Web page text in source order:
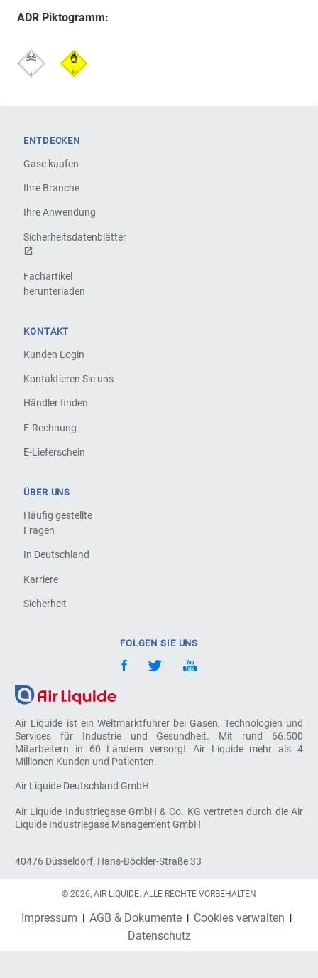
ADR Piktogramm:
Air Liquide ist ein Weltmarktführer bei Gasen, Technologien und
Services für Industrie und Gesundheit. Mit rund 66.500
Mitarbeitern in 60 Ländern versorgt Air Liquide mehr als 4
Millionen Kunden und Patienten.
Air Liquide Deutschland GmbH
Air Liquide Industriegase GmbH & Co. KG vertreten durch die Air
Liquide Industriegase Management GmbH
40476 Düsseldorf, Hans-Böckler-Straße 33
ENTDECKEN
Gase kaufen
Ihre Branche
Ihre Anwendung
Sicherheitsdatenblätter
Fachartikel
herunterladen
KONTAKT
Kunden Login
Kontaktieren Sie uns
Händler finden
E-Rechnung
E-Lieferschein
ÜBER UNS
Häufig gestellte
Fragen
In Deutschland
Karriere
Sicherheit
FOLGEN SIE UNS
© 2026, AIR LIQUIDE. ALLE RECHTE VORBEHALTEN
Impressum AGB & Dokumente
Cookies verwalten
Datenschutz